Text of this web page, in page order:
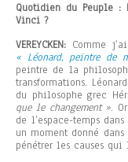
Quotidien du Peuple :
Vinci ?
VEREYCKEN: Comme
« Léonard, peintre de
peintre de la
transformations.
du philosophe grec
que le changement ».
de l’espace-temps
un moment donné
pénétrer les causes qui